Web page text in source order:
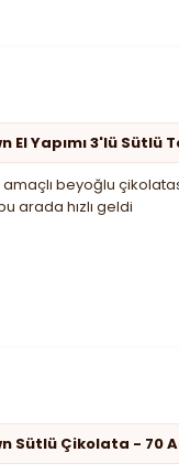
El Yapımı 3'lü
beyoğlu
arada hızlı geldi
Sütlü Çikolata - 70